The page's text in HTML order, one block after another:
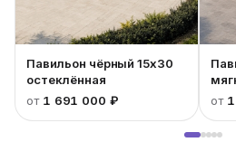
Павильон чёрный 15x30
остеклённая
от 1 691 000 ₽
от